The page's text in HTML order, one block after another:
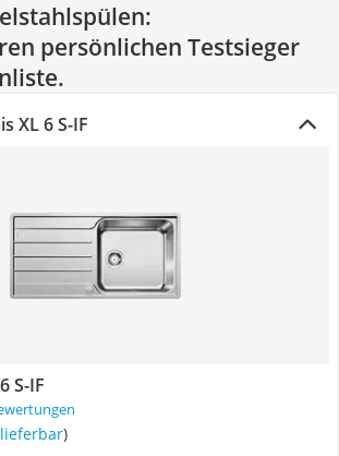
persönlichen Testsieger
XL 6 S-IF
S-IF
lieferbar)